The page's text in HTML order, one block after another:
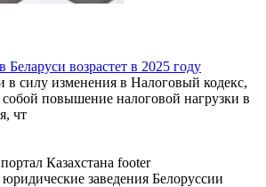
Беларуси возрастет в 2025 году
в силу изменения в Налоговый кодекс,
собой повышение налоговой нагрузки в
чт
заведения Белоруссии